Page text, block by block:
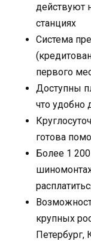
действуют
станциях
Система
первого
Доступны
что удобно
готова
Более 1
крупных
Петербург,